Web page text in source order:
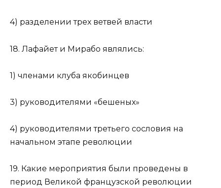
4) разделении трех ветвей власти
18. Лафайет и Мирабо являлись:
1) членами клуба якобинцев
3) руководителями «бешеных»
4) руководителями третьего сословия на
начальном этапе революции
19. Какие мероприятия были проведены в
период Великой французской революции